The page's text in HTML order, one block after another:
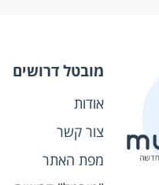
מובטל דרושים
אודות
צור קשר
מפת האתר